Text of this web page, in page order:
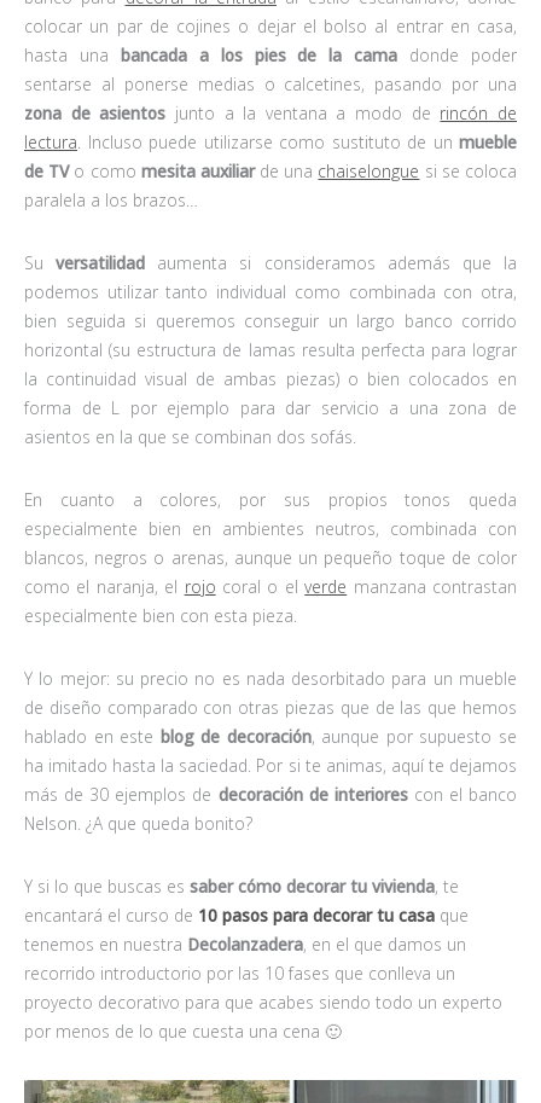
colocar un par de cojines o dejar el bolso al entrar en casa,
hasta una bancada a los pies de la cama donde poder
sentarse al ponerse medias o calcetines, pasando por una
zona de asientos junto a la ventana a modo de rincón de
lectura. Incluso puede utilizarse como sustituto de un mueble
de TVo como mesita auxiliarde una chaiselongue si se coloca
paralela a los brazos…
Suversatilidad aumenta si consideramos además que la
podemos utilizar tanto individual como combinada con otra,
bien seguida si queremos conseguir un largo banco corrido
horizontal (su estructura de lamas resulta perfecta para lograr
la continuidad visual de ambas piezas) o bien colocados en
forma de L por ejemplo para dar servicio a una zona de
asientos en la que se combinan dos sofás.
En cuanto a colores, por sus propios tonos queda
especialmente bien en ambientes neutros, combinada con
blancos, negros o arenas, aunque un pequeño toque de color
como el naranja, el rojo coral o elverde manzana contrastan
especialmente bien con esta pieza.
Y lo mejor: su precio no es nada desorbitado para un mueble
de diseño comparado con otras piezas que de las que hemos
hablado en este blog de decoración, aunque por supuesto se
ha imitado hasta la saciedad. Por si te animas, aquí te dejamos
más de 30 ejemplos de decoración de interiores con el banco
Nelson. ¿A que queda bonito?
Y si lo que buscas es saber cómo decorar tu vivienda, te
encantará el curso de 10 pasos para decorar tu casa que
tenemos en nuestra Decolanzadera, en el que damos un
recorrido introductorio por las 10 fases que conlleva un
proyecto decorativo para que acabes siendo todo un experto
por menos de lo que cuesta una cena 🙂